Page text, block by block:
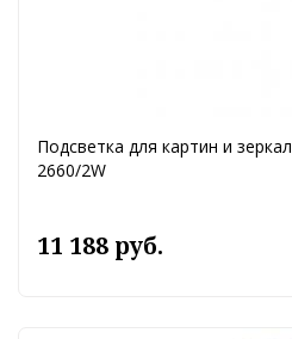
Подсветка для картин и
2660/2W
11 188 руб.